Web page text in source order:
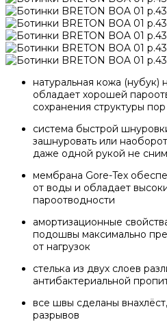
натуральная кожа (нубук)
обладает хорошей
сохранения структуры пор
система быстрой
зашнуровать или
даже одной рукой не
мембрана Gore-Tex
от воды и обладает
пароотводности
амортизационные
подошвы максимально
от нагрузок
стелька из двух слоев
антибактериальной
все швы сделаны
разрывов